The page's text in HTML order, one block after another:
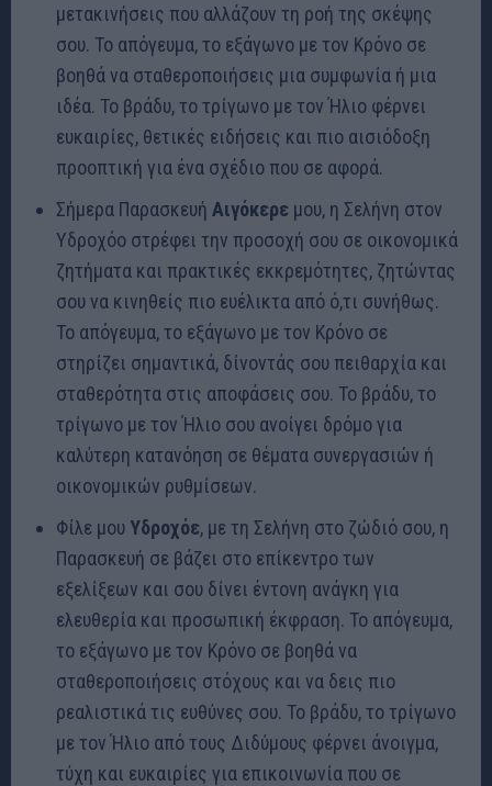
μετακινήσεις που αλλάζουν τη ροή της σκέψης
σου. Το απόγευμα, το εξάγωνο με τον Κρόνο σε
βοηθά να σταθεροποιήσεις μια συμφωνία ή μια
ιδέα. Το βράδυ, το τρίγωνο με τον Ήλιο φέρνει
ευκαιρίες, θετικές ειδήσεις και πιο αισιόδοξη
προοπτική για ένα σχέδιο που σε αφορά.
Σήμερα Παρασκευή Αιγόκερε μου, η Σελήνη στον
Υδροχόο στρέφει την προσοχή σου σε οικονομικά
ζητήματα και πρακτικές εκκρεμότητες, ζητώντας
σου να κινηθείς πιο ευέλικτα από ό,τι συνήθως.
Το απόγευμα, το εξάγωνο με τον Κρόνο σε
στηρίζει σημαντικά, δίνοντάς σου πειθαρχία και
σταθερότητα στις αποφάσεις σου. Το βράδυ, το
τρίγωνο με τον Ήλιο σου ανοίγει δρόμο για
καλύτερη κατανόηση σε θέματα συνεργασιών ή
οικονομικών ρυθμίσεων.
Φίλε μου Υδροχόε, με τη Σελήνη στο ζώδιό σου, η
Παρασκευή σε βάζει στο επίκεντρο των
εξελίξεων και σου δίνει έντονη ανάγκη για
ελευθερία και προσωπική έκφραση. Το απόγευμα,
το εξάγωνο με τον Κρόνο σε βοηθά να
σταθεροποιήσεις στόχους και να δεις πιο
ρεαλιστικά τις ευθύνες σου. Το βράδυ, το τρίγωνο
με τον Ήλιο από τους Διδύμους φέρνει άνοιγμα,
τύχη και ευκαιρίες για επικοινωνία που σε